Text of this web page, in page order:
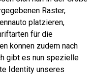
Raster,
platzieren,
für die
können zudem nach
gibt es nun spezielle
Identity unseres